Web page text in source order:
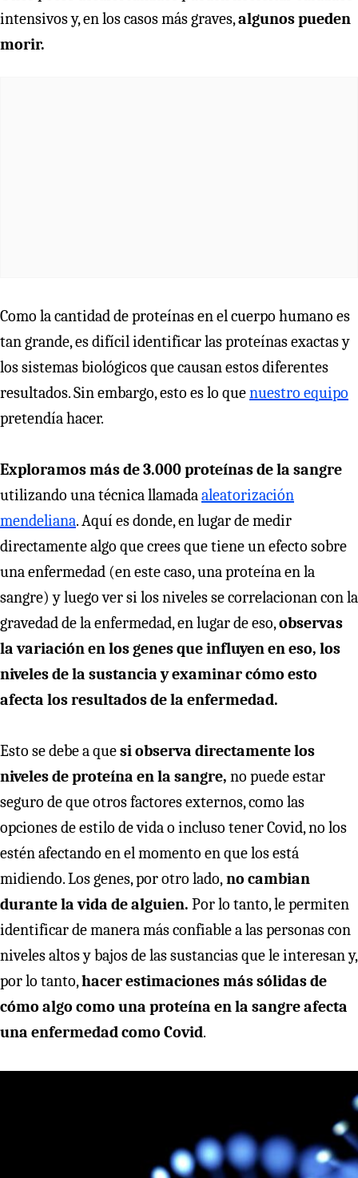
intensivos y, en los casos más graves,algunos pueden
morir.
Como la cantidad de proteínas en el cuerpo humano es
tan grande, es difícil identificar las proteínas exactas y
los sistemas biológicos que causan estos diferentes
resultados. Sin embargo, esto es lo quenuestro equipo
pretendía hacer.
Exploramos más de 3.000 proteínas de la sangre
utilizando una técnica llamada aleatorización
mendeliana. Aquí es donde, en lugar de medir
directamente algo que crees que tiene un efecto sobre
una enfermedad (en este caso, una proteína en la
sangre) y luego ver si los niveles se correlacionan con la
gravedad de la enfermedad, en lugar de eso,observas
la variación en los genes que influyen en eso, los
niveles de la sustancia y examinar cómo esto
afecta los resultados de la enfermedad.
Esto se debe a quesi observa directamente los
niveles de proteína en la sangre, no puede estar
seguro de que otros factores externos, como las
opciones de estilo de vida o incluso tener Covid, no los
estén afectando en el momento en que los está
midiendo. Los genes, por otro lado, no cambian
durante la vida de alguien. Por lo tanto, le permiten
identificar de manera más confiable a las personas con
niveles altos y bajos de las sustancias que le interesan y,
por lo tanto,hacer estimaciones más sólidas de
cómo algo como una proteína en la sangre afecta
una enfermedad como Covid.